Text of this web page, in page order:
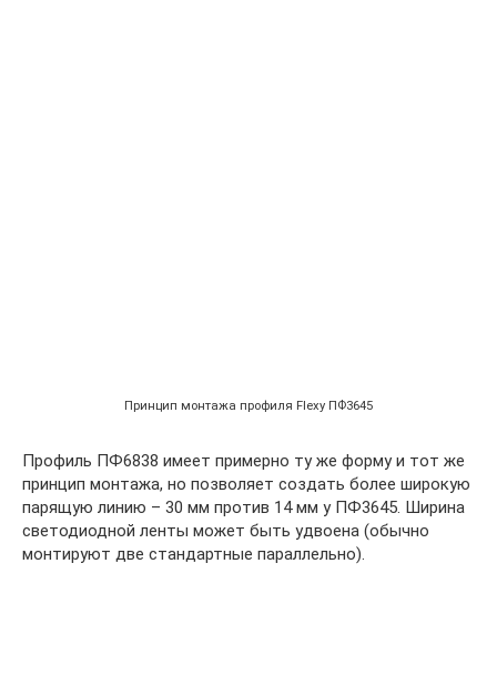
Принцип монтажа профиля Flexy ПФ3645
Профиль ПФ6838 имеет примерно ту же форму и тот же
принцип монтажа, но позволяет создать более широкую
парящую линию – 30 мм против 14 мм у ПФ3645. Ширина
светодиодной ленты может быть удвоена (обычно
монтируют две стандартные параллельно).